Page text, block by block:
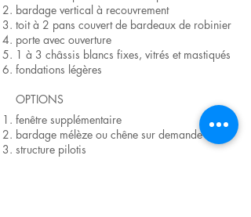
bardage vertical à recouvrement
toit à 2 pans couvert de bardeaux de robinier
porte avec ouverture
1 à 3 châssis blancs fixes, vitrés et mastiqués
fondations légères
OPTIONS
fenêtre supplémentaire
bardage mélèze ou chêne sur demande
structure pilotis